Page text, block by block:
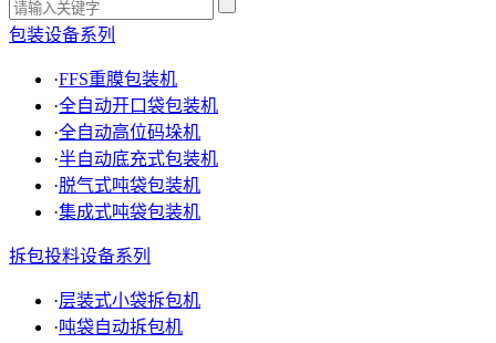
包装设备系列
·FFS重膜包装机
·全自动开口袋包装机
·全自动高位码垛机
·半自动底充式包装机
·脱气式吨袋包装机
·集成式吨袋包装机
拆包投料设备系列
·层装式小袋拆包机
·吨袋自动拆包机